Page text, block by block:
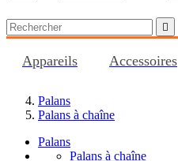

Appareils Accessoires
Palans
Palans à chaîne
Palans
Palans à chaîne